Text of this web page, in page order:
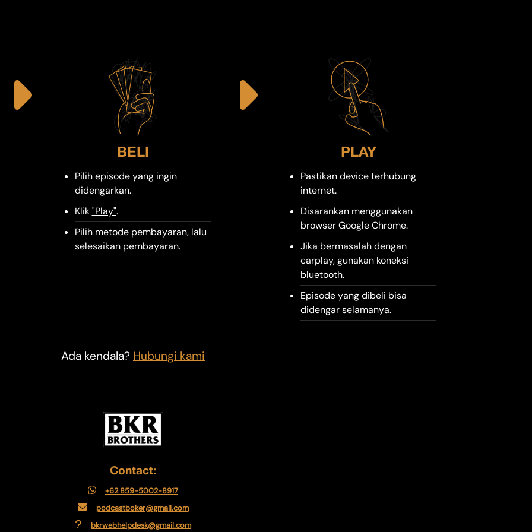
BELI
Pilih episode yang ingin
didengarkan.
Klik"Play".
Pilih metode pembayaran, lalu
selesaikan pembayaran.
PLAY
Pastikan device terhubung
internet.
Disarankan menggunakan
browser Google Chrome.
Jika bermasalah dengan
carplay, gunakan koneksi
bluetooth.
Episode yang dibeli bisa
didengar selamanya.
Ada kendala? Hubungi kami
Contact:
+62 859-5002-8917
podcastboker@gmail.com
bkrwebhelpdesk@gmail.com